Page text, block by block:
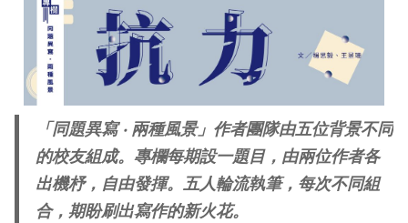
其他書院出版
新亞影集
影片庫
Fellows of the College
New Asianships
「同題異寫 ‧ 兩種風景」作者團隊由五位背景不同
的校友組成。專欄每期設一題目，由兩位作者各
出機杼，自由發揮。五人輪流執筆，每次不同組
合，期盼刷出寫作的新火花。